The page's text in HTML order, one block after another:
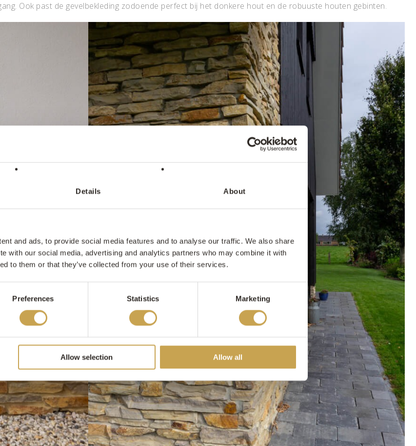
Details About
and ads, to provide social media features and to analyse our traffic. We also share
with our social media, advertising and analytics partners who may combine it with
to them or that they’ve collected from your use of their services.
Preferences Statistics Marketing
Allow selection Allow all
Ook past de gevelbekleding zodoende perfect bij het donkere hout en de robuuste houten gebinten.